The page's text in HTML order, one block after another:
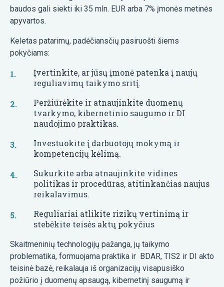
baudos gali siekti iki 35 mln. EUR arba 7% įmonės metinės
apyvartos.
Keletas patarimų, padėčiansčių pasiruošti šiems
pokyčiams:
Įvertinkite, ar jūsų įmonė patenka į naujų
reguliavimų taikymo sritį.
Peržiūrėkite ir atnaujinkite duomenų
tvarkymo, kibernetinio saugumo ir DI
naudojimo praktikas.
Investuokite į darbuotojų mokymą ir
kompetencijų kėlimą.
Sukurkite arba atnaujinkite vidines
politikas ir procedūras, atitinkančias naujus
reikalavimus.
Reguliariai atlikite rizikų vertinimą ir
stebėkite teisės aktų pokyčius
Skaitmeninių technologijų pažanga, jų taikymo
problematika, formuojama praktika ir BDAR, TIS2 ir DI akto
teisinė bazė, reikalauja iš organizacijų visapusiško
požiūrio į duomenų apsaugą, kibernetinį saugumą ir